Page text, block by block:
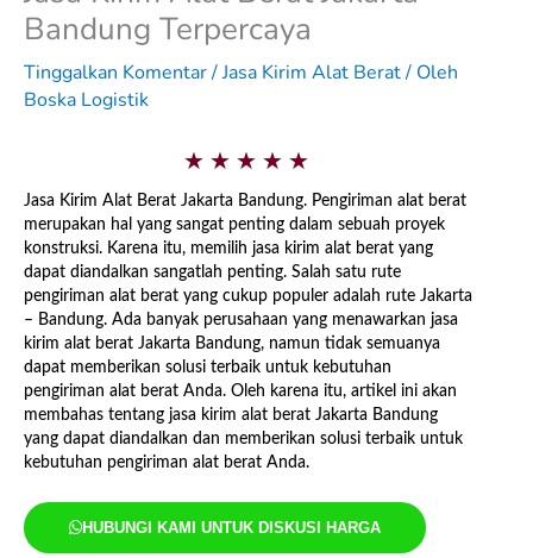
Bandung Terpercaya
Tinggalkan Komentar/Jasa Kirim Alat Berat/ Oleh
Boska Logistik
★ ★ ★ ★ ★5
/
5
Jasa Kirim Alat Berat Jakarta Bandung. Pengiriman alat berat
merupakan hal yang sangat penting dalam sebuah proyek
konstruksi. Karena itu, memilih jasa kirim alat berat yang
dapat diandalkan sangatlah penting. Salah satu rute
pengiriman alat berat yang cukup populer adalah rute Jakarta
– Bandung. Ada banyak perusahaan yang menawarkan jasa
kirim alat berat Jakarta Bandung, namun tidak semuanya
dapat memberikan solusi terbaik untuk kebutuhan
pengiriman alat berat Anda. Oleh karena itu, artikel ini akan
membahas tentang jasa kirim alat berat Jakarta Bandung
yang dapat diandalkan dan memberikan solusi terbaik untuk
kebutuhan pengiriman alat berat Anda.
HUBUNGI KAMI UNTUK DISKUSI HARGA